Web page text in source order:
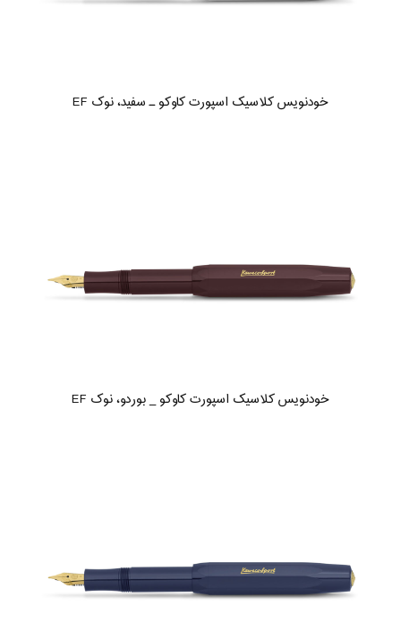
خودنویس کلاسیک اسپورت کاوکو ـ سفید، نوک EF
خودنویس کلاسیک اسپورت کاوکو _ بوردو، نوک EF